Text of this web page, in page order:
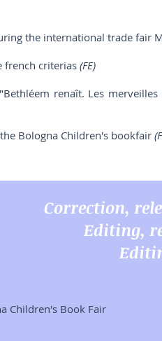
the international trade fair
french criterias (FE)
renaît. Les
Bologna Children's bookfair
Correction,
Editing,
Children's Book Fair